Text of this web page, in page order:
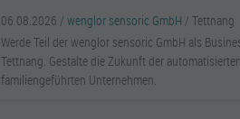
06.08.2026 /wenglor sensoric GmbH / Tettnang
Werde Teil der wenglor sensoric GmbH als
Tettnang. Gestalte die Zukunft der
familiengeführten Unternehmen.